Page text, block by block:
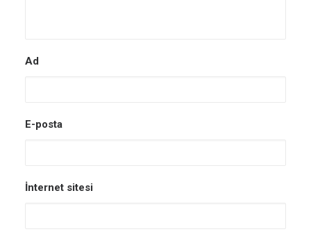
Ad
E-posta
İnternet sitesi